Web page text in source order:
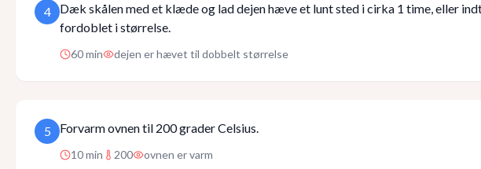
4
Dæk skålen med et klæde og lad dejen hæve et lunt sted i cirka 1 time, eller
fordoblet i størrelse.
60min dejen er hævet til dobbelt størrelse
5 Forvarm ovnen til 200 grader Celsius.
10min 200 ovnen er varm